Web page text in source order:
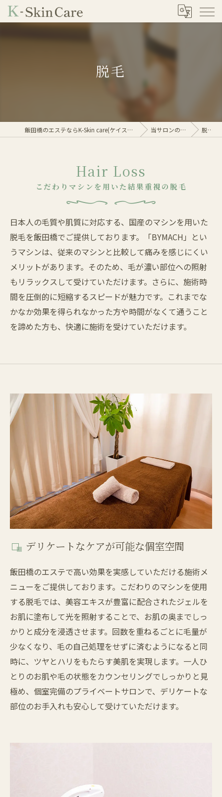
脱毛
飯田橋のエステならK-Skin care(ケイスキンケア) 当サロンの特徴 脱毛
こだわりマシンを用いた結果重視の脱毛
Hair Loss
日本人の毛質や肌質に対応する、国産のマシンを用いた
脱毛を飯田橋でご提供しております。「BYMACH」とい
うマシンは、従来のマシンと比較して痛みを感じにくい
メリットがあります。そのため、毛が濃い部位への照射
もリラックスして受けていただけます。さらに、施術時
間を圧倒的に短縮するスピードが魅力です。これまでな
かなか効果を得られなかった方や時間がなくて通うこと
を諦めた方も、快適に施術を受けていただけます。
デリケートなケアが可能な個室空間
飯田橋のエステで高い効果を実感していただける施術メ
ニューをご提供しております。こだわりのマシンを使用
する脱毛では、美容エキスが豊富に配合されたジェルを
お肌に塗布して光を照射することで、お肌の奥までしっ
かりと成分を浸透させます。回数を重ねるごとに毛量が
少なくなり、毛の自己処理をせずに済むようになると同
時に、ツヤとハリをもたらす美肌を実現します。一人ひ
とりのお肌や毛の状態をカウンセリングでしっかりと見
極め、個室完備のプライベートサロンで、デリケートな
部位のお手入れも安心して受けていただけます。